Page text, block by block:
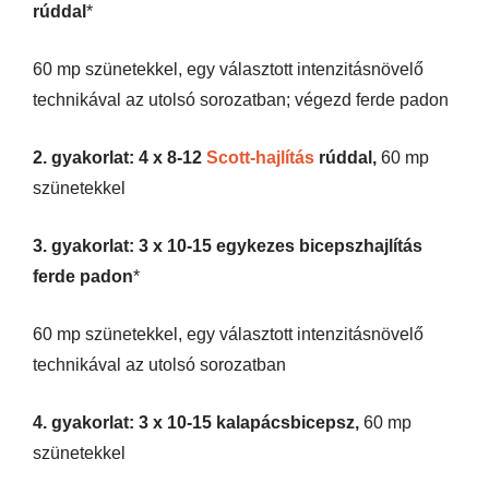
rúddal *
60 mp szünetekkel, egy választott intenzitásnövelő
technikával az utolsó sorozatban; végezd ferde padon
2. gyakorlat: 4 x 8-12 Scott-hajlítás rúddal, 60 mp
szünetekkel
3. gyakorlat: 3 x 10-15 egykezes bicepszhajlítás
ferde padon*
60 mp szünetekkel, egy választott intenzitásnövelő
technikával az utolsó sorozatban
4. gyakorlat: 3 x 10-15 kalapácsbicepsz, 60 mp
szünetekkel